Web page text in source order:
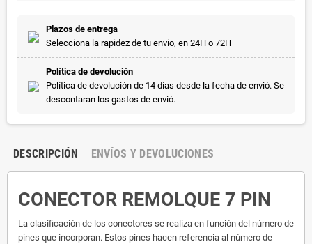
Plazos de entrega
Selecciona la rapidez de tu envio, en 24H o 72H
Política de devolución
Política de devolución de 14 días desde la fecha de envió. Se
descontaran los gastos de envió.
DESCRIPCIÓN ENVÍOS Y DEVOLUCIONES
CONECTOR REMOLQUE 7 PIN
La clasificación de los conectores se realiza en función del número de
pines que incorporan. Estos pines hacen referencia al número de